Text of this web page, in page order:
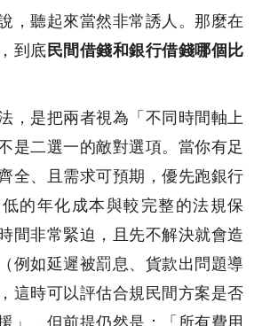
，聽起來當然非常誘人。那麼在
到底民間借錢和銀行借錢哪個比
，是把兩者視為「不同時間軸上
是二選一的敵對選項。當你有足
全、且需求可預期，優先跑銀行
的年化成本與較完整的法規保
間非常緊迫，且先不解決就會造
例如延遲被罰息、貨款出問題導
這時可以評估合規民間方案是否